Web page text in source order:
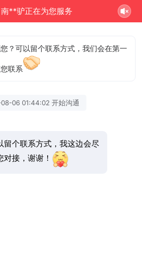
南**驴正在为您服务
？可以留个联系方式，我们会在第一
联系
06 01:44:02 开始沟通
留个联系方式，我这边会尽
接，谢谢！